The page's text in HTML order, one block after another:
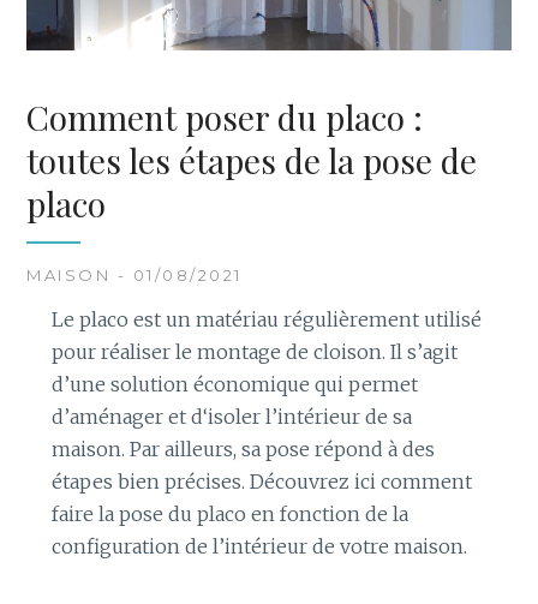
Comment poser du placo :
toutes les étapes de la pose de
placo
MAISON - 01/08/2021
Le placo est un matériau régulièrement utilisé
pour réaliser le montage de cloison. Il s’agit
d’une solution économique qui permet
d’aménager et d‘isoler l’intérieur de sa
maison. Par ailleurs, sa pose répond à des
étapes bien précises. Découvrez ici comment
faire la pose du placo en fonction de la
configuration de l’intérieur de votre maison.